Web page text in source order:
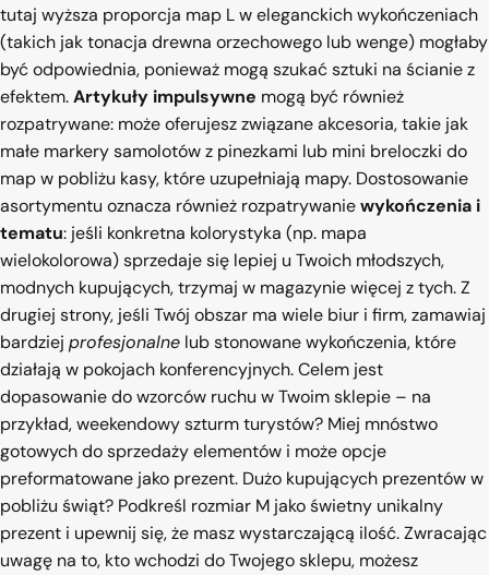
tutaj wyższa proporcja map L w eleganckich wykończeniach
(takich jak tonacja drewna orzechowego lub wenge) mogłaby
być odpowiednia, ponieważ mogą szukać sztuki na ścianie z
efektem.Artykuły impulsywne mogą być również
rozpatrywane: może oferujesz związane akcesoria, takie jak
małe markery samolotów z pinezkami lub mini breloczki do
map w pobliżu kasy, które uzupełniają mapy. Dostosowanie
asortymentu oznacza również rozpatrywaniewykończenia i
tematu: jeśli konkretna kolorystyka (np. mapa
wielokolorowa) sprzedaje się lepiej u Twoich młodszych,
modnych kupujących, trzymaj w magazynie więcej z tych. Z
drugiej strony, jeśli Twój obszar ma wiele biur i firm, zamawiaj
bardziej profesjonalne lub stonowane wykończenia, które
działają w pokojach konferencyjnych. Celem jest
dopasowanie do wzorców ruchu w Twoim sklepie – na
przykład, weekendowy szturm turystów? Miej mnóstwo
gotowych do sprzedaży elementów i może opcje
preformatowane jako prezent. Dużo kupujących prezentów w
pobliżu świąt? Podkreśl rozmiar M jako świetny unikalny
prezent i upewnij się, że masz wystarczającą ilość. Zwracając
uwagę na to, kto wchodzi do Twojego sklepu, możesz